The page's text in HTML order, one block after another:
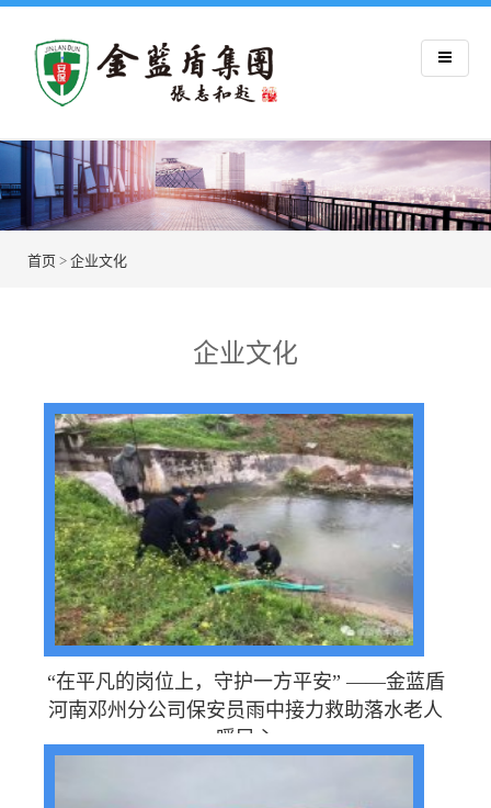
首页 > 企业文化
企业文化
“在平凡的岗位上，守护一方平安” ——金蓝盾
河南邓州分公司保安员雨中接力救助落水老人
暖民心